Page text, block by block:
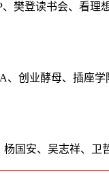
樊登读书会、看
、创业酵母、插座
国安、吴志祥、